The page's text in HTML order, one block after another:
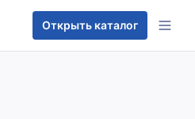
Открыть каталог